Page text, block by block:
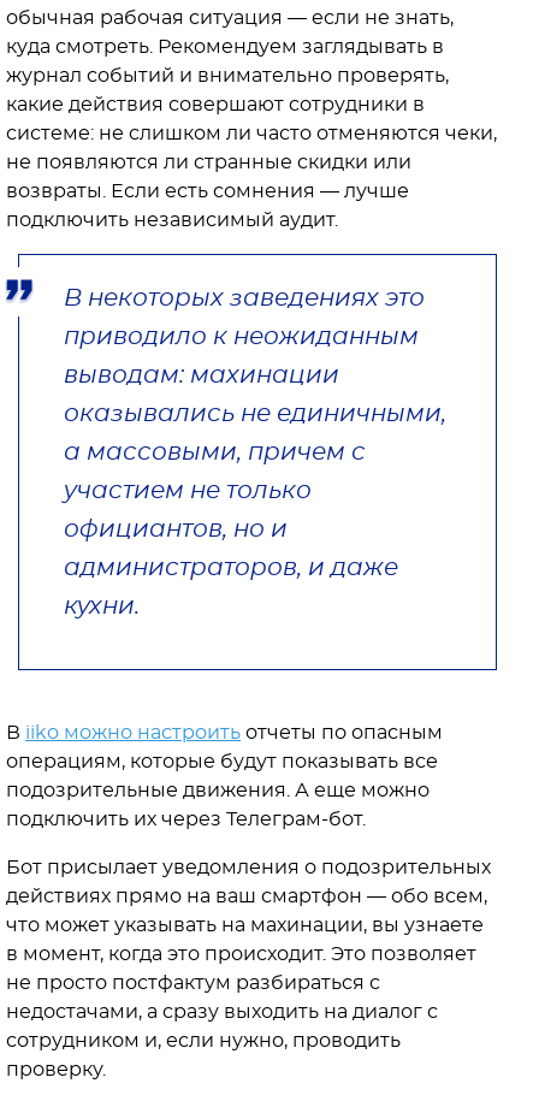
обычная рабочая ситуация — если не знать,
куда смотреть. Рекомендуем заглядывать в
журнал событий и внимательно проверять,
какие действия совершают сотрудники в
системе: не слишком ли часто отменяются чеки,
не появляются ли странные скидки или
возвраты. Если есть сомнения — лучше
подключить независимый аудит.
В некоторых заведениях это
приводило к неожиданным
выводам: махинации
оказывались не единичными,
а массовыми, причем с
участием не только
официантов, но и
администраторов, и даже
кухни.
В iiko можно настроить отчеты по опасным
операциям, которые будут показывать все
подозрительные движения. А еще можно
подключить их через Телеграм-бот.
Бот присылает уведомления о подозрительных
действиях прямо на ваш смартфон — обо всем,
что может указывать на махинации, вы узнаете
в момент, когда это происходит. Это позволяет
не просто постфактум разбираться с
недостачами, а сразу выходить на диалог с
сотрудником и, если нужно, проводить
проверку.